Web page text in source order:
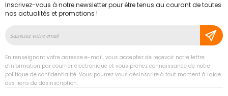
Inscrivez-vous à notre newsletter pour être tenus au courant de toutes
nos actualités et promotions !
notre
lettre
d’information
:
En renseignant votre adresse e-mail, vous acceptez de recevoir notre lettre
d'information par courrier électronique et vous prenez connaissance de notre
politique de confidentialité. Vous pourrez vous désinscrire à tout moment à l'aide
des liens de désinscription.